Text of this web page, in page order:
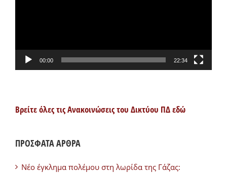
00:00 22:34
Βρείτε όλες τις Ανακοινώσεις του Δικτύου ΠΔ εδώ
ΠΡΟΣΦΑΤΑ ΑΡΘΡΑ
Νέο έγκλημα πολέμου στη λωρίδα της Γάζας: